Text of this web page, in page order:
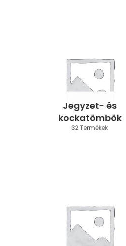
Jegyzet- és
kockatömbök
32 Termékek